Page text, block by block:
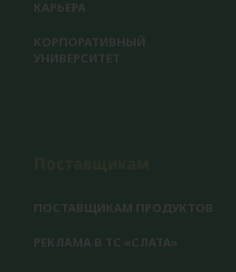
КАРЬЕРА
КОРПОРАТИВНЫЙ
УНИВЕРСИТЕТ
ПОСТАВЩИКАМ ПРОДУКТОВ
РЕКЛАМА В ТС «СЛАТА»